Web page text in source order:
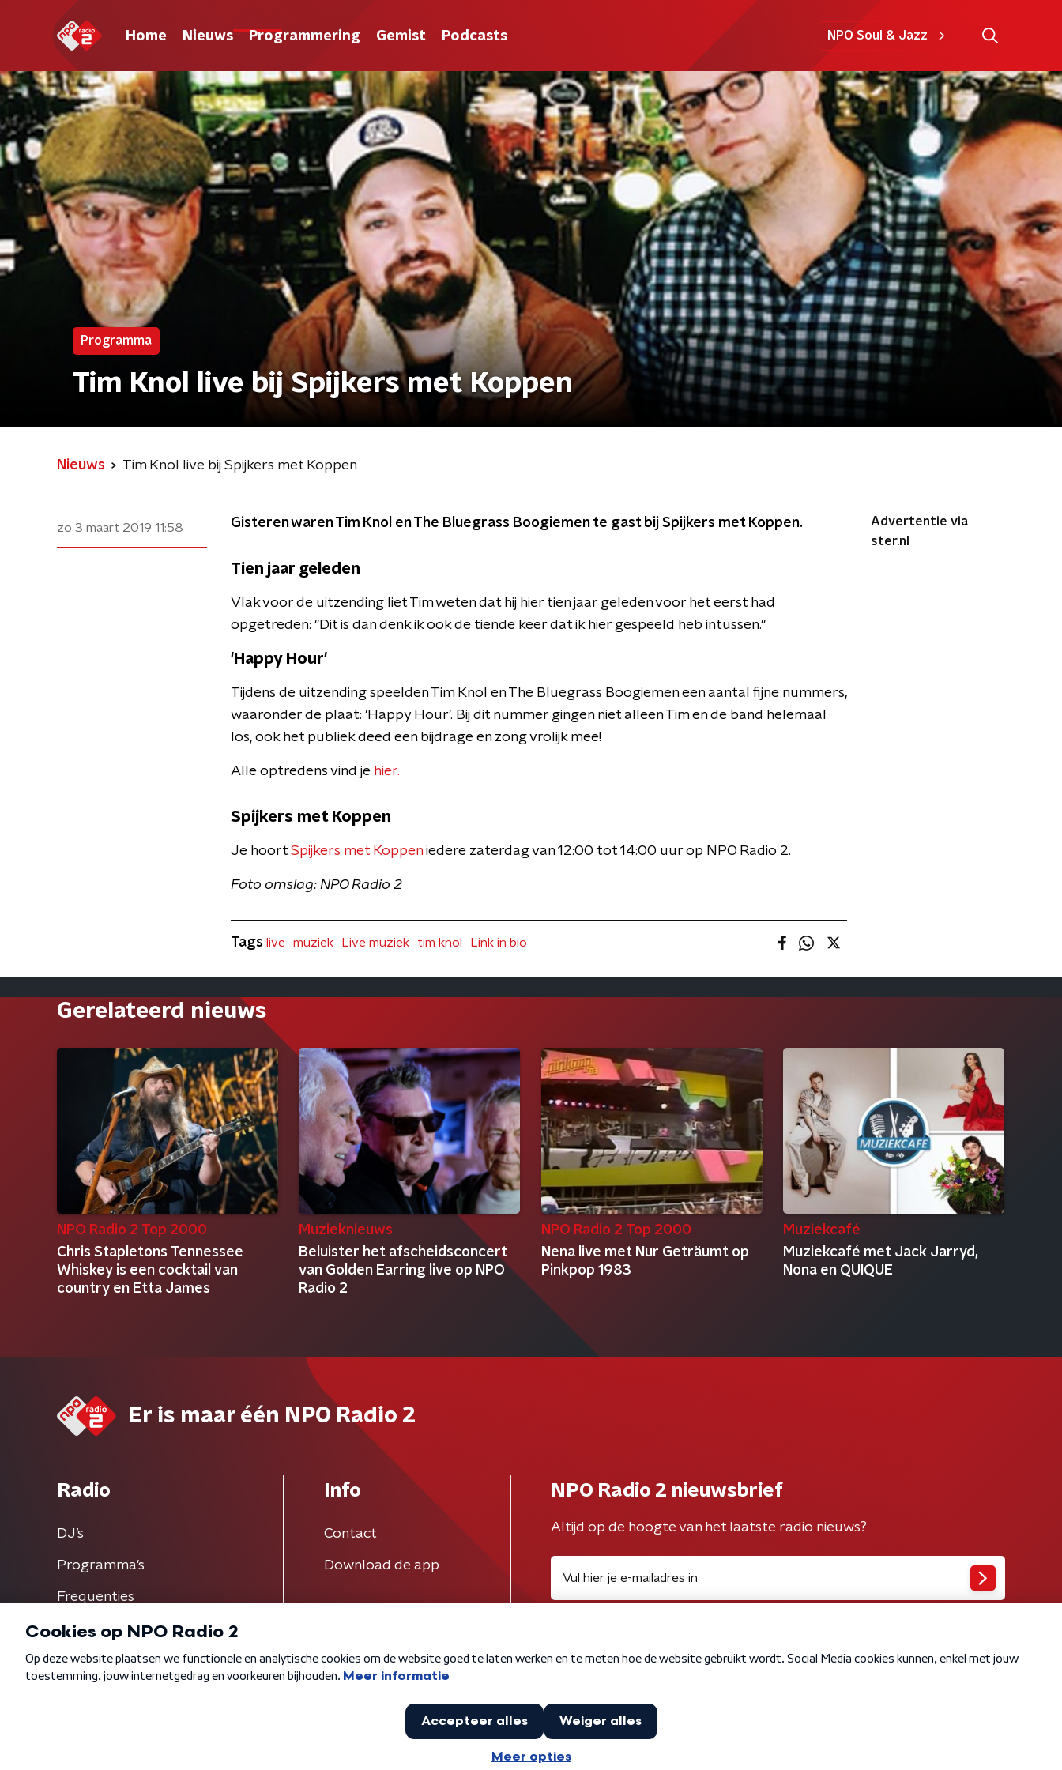
Home Nieuws Programmering Gemist Podcasts NPO Soul & Jazz
Programma
Tim Knol live bij Spijkers met Koppen
Nieuws Tim Knol live bij Spijkers met Koppen
zo 3 maart 2019 11:58 Gisteren waren Tim Knol en The Bluegrass Boogiemen te gast bij Spijkers met Koppen.
Tien jaar geleden
Vlak voor de uitzending liet Tim weten dat hij hier tien jaar geleden voor het eerst had
opgetreden: "Dit is dan denk ik ook de tiende keer dat ik hier gespeeld heb intussen."
'Happy Hour'
Tijdens de uitzending speelden Tim Knol en The Bluegrass Boogiemen een aantal fijne nummers,
waaronder de plaat: 'Happy Hour'. Bij dit nummer gingen niet alleen Tim en de band helemaal
los, ook het publiek deed een bijdrage en zong vrolijk mee!
Alle optredens vind je hier.
Spijkers met Koppen
Je hoort Spijkers met Koppen iedere zaterdag van 12:00 tot 14:00 uur op NPO Radio 2.
Foto omslag: NPO Radio 2
Advertentie via
ster.nl
Tags live muziek Live muziek tim knol Link in bio
Gerelateerd nieuws
NPO Radio 2 Top 2000
Chris Stapletons Tennessee
Whiskey is een cocktail van
country en Etta James
Muzieknieuws
Beluister het afscheidsconcert
van Golden Earring live op NPO
Radio 2
NPO Radio 2 Top 2000
Nena live met Nur Geträumt op
Pinkpop 1983
Muziekcafé
Muziekcafé met Jack Jarryd,
Nona en QUIQUE
Er is maar één NPO Radio 2
Radio
DJ’s
Programma's
Frequenties
Info
Contact
Download de app
NPO Radio 2 nieuwsbrief
Altijd op de hoogte van het laatste radio nieuws?
Algemene voorwaarden Privacybeleid